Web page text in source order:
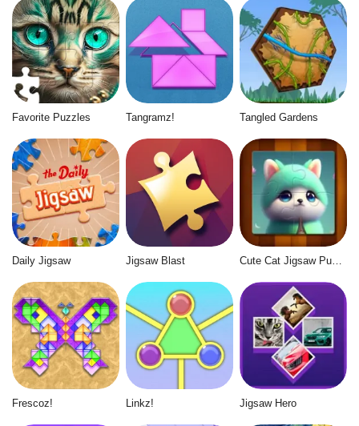
Favorite Puzzles Tangramz! Tangled Gardens
Daily Jigsaw Jigsaw Blast Cute Cat Jigsaw Puzzle
Frescoz! Linkz! Jigsaw Hero